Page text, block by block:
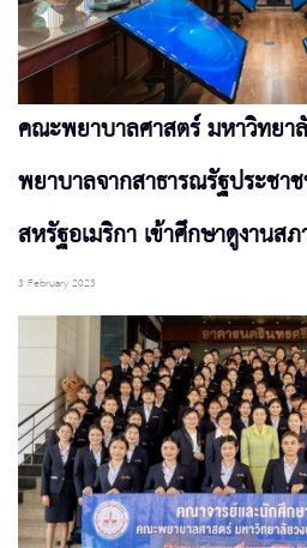
คณะพยาบาลศาสตร์ มหาวิทย
พยาบาลจากสาธารณรัฐประชา
สหรัฐอเมริกา เข้าศึกษาดูงานส
3 February 2023